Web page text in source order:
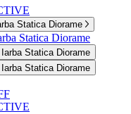
Statica Diorame
Statica Diorame
Statica Diorame
Statica Diorame